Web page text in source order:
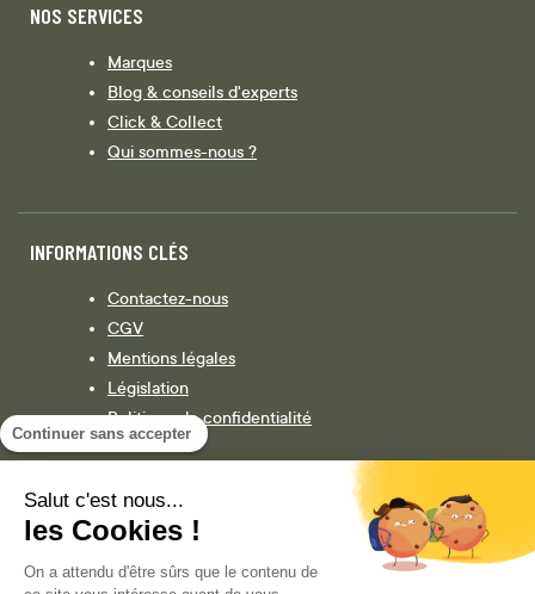
Continuer sans accepter
Salut c'est nous...
les Cookies !
On a attendu d'être sûrs que le contenu de
NOS SERVICES
Marques
Blog & conseils d'experts
Click & Collect
Qui sommes-nous ?
INFORMATIONS CLÉS
Contactez-nous
CGV
Mentions légales
Législation
Politique de confidentialité
Facebook Instagram